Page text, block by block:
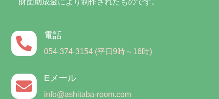

電話
054-374-3154 (平日9時～16時)

Eメール
info@ashitaba-room.com